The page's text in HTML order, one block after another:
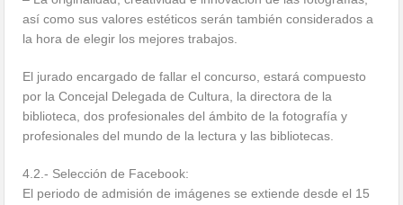
así como sus valores estéticos serán también considerados a
la hora de elegir los mejores trabajos.
El jurado encargado de fallar el concurso, estará compuesto
por la Concejal Delegada de Cultura, la directora de la
biblioteca, dos profesionales del ámbito de la fotografía y
profesionales del mundo de la lectura y las bibliotecas.
4.2.- Selección de Facebook:
El periodo de admisión de imágenes se extiende desde el 15